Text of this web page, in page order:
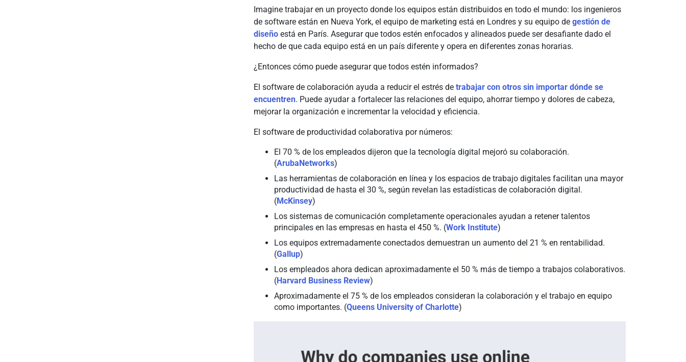
Imagine trabajar en un proyecto donde los equipos están distribuidos en todo el mundo: los ingenieros
de software están en Nueva York, el equipo de marketing está en Londres y su equipo degestión de
diseño está en París. Asegurar que todos estén enfocados y alineados puede ser desafiante dado el
hecho de que cada equipo está en un país diferente y opera en diferentes zonas horarias.
¿Entonces cómo puede asegurar que todos estén informados?
El software de colaboración ayuda a reducir el estrés detrabajar con otros sin importar dónde se
encuentren. Puede ayudar a fortalecer las relaciones del equipo, ahorrar tiempo y dolores de cabeza,
mejorar la organización e incrementar la velocidad y eficiencia.
El software de productividad colaborativa por números:
El 70 % de los empleados dijeron que la tecnología digital mejoró su colaboración.
(ArubaNetworks)
Las herramientas de colaboración en línea y los espacios de trabajo digitales facilitan una mayor
productividad de hasta el 30 %, según revelan las estadísticas de colaboración digital.
(McKinsey)
Los sistemas de comunicación completamente operacionales ayudan a retener talentos
principales en las empresas en hasta el 450 %. (Work Institute)
Los equipos extremadamente conectados demuestran un aumento del 21 % en rentabilidad.
(Gallup)
Los empleados ahora dedican aproximadamente el 50 % más de tiempo a trabajos colaborativos.
(Harvard Business Review)
Aproximadamente el 75 % de los empleados consideran la colaboración y el trabajo en equipo
como importantes. (Queens University of Charlotte)